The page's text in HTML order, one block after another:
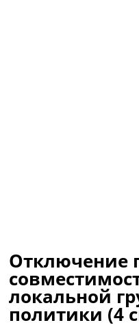
Отключение
локальной
политики (4